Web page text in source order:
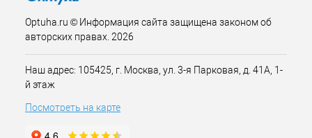
Optuha.ru © Информация сайта защищена законом об
авторских правах. 2026
Наш адрес: 105425, г. Москва, ул. 3-я Парковая, д. 41А, 1-
й этаж
Посмотреть на карте